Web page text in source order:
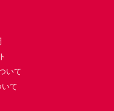
いて
て